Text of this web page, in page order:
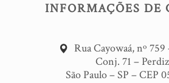
INFORMAÇÕES DE
Rua Cayowaá, nº
Conj. 71 –
São Paulo – SP – CEP